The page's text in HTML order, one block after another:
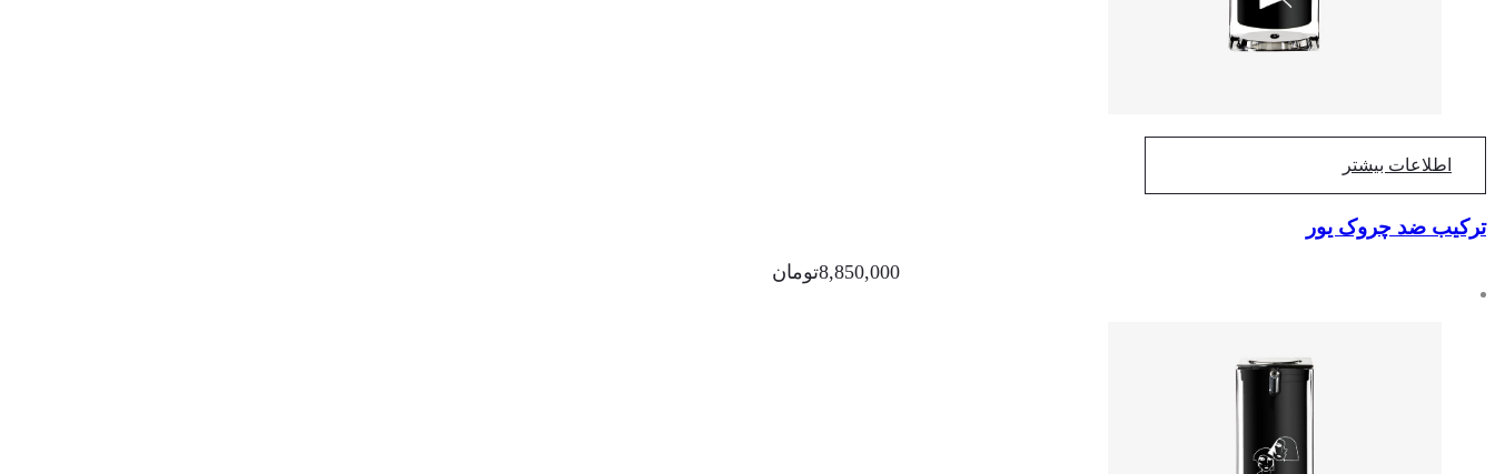
اطلاعات بیشتر
ترکیب ضد چروک یور
8,850,000تومان